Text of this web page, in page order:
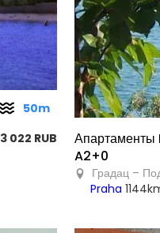
3 022 RUB
50m
Апартаменты
A2+0
Градац –
Praha